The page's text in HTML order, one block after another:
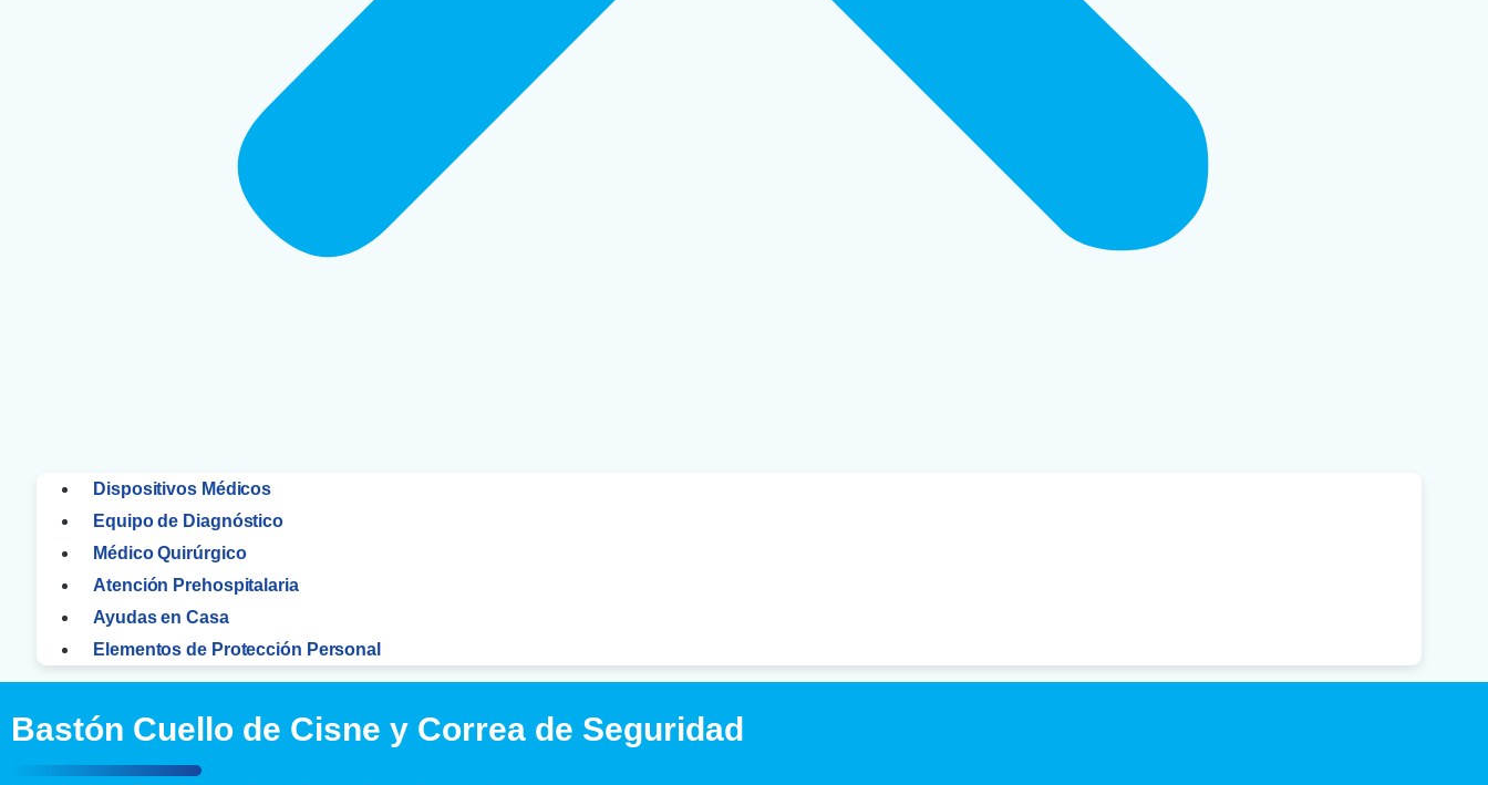
Dispositivos Médicos
Equipo de Diagnóstico
Médico Quirúrgico
Atención Prehospitalaria
Ayudas en Casa
Elementos de Protección Personal
Bastón Cuello de Cisne y Correa de Seguridad